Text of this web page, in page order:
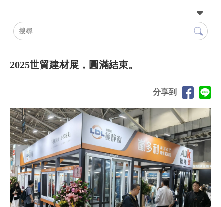
2025世貿建材展，圓滿結束。
分享到